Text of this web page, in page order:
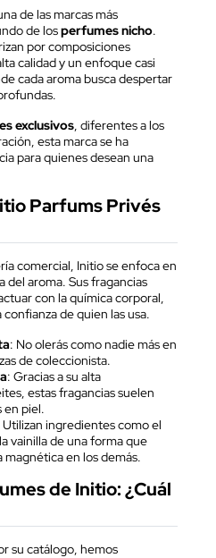
de las marcas más
de losperfumes nicho.
por composiciones
calidad y un enfoque casi
cada aroma busca despertar
exclusivos, diferentes a los
esta marca se ha
para quienes desean una
Parfums Privés
comercial, Initio se enfoca en
del aroma. Sus fragancias
con la química corporal,
de quien las usa.
: No olerás como nadie más en
de coleccionista.
: Gracias a su alta
estas fragancias suelen
en piel.
Utilizan ingredientes como el
vainilla de una forma que
en los demás.
de Initio: ¿Cuál
su catálogo, hemos